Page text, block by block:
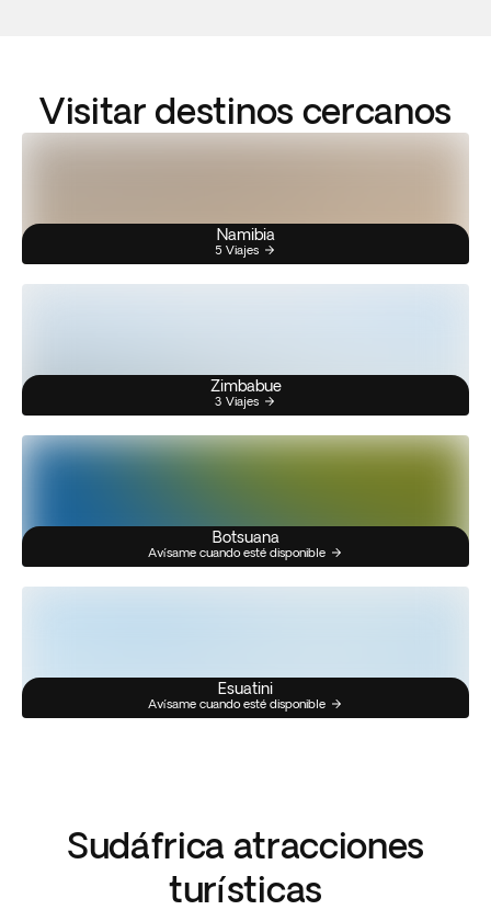
Visitar destinos cercanos
Namibia
5 Viajes
Zimbabue
3 Viajes
Botsuana
Avísame cuando esté disponible
Esuatini
Avísame cuando esté disponible
Sudáfrica atracciones
turísticas